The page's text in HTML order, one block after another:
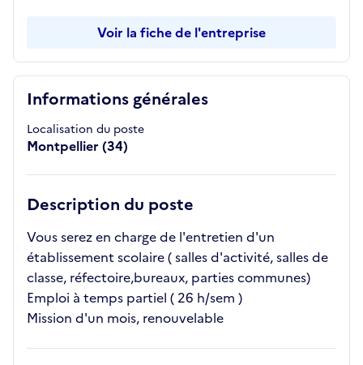
Informations générales
Localisation du poste
Montpellier (34)
Description du poste
Vous serez en charge de l'entretien d'un
établissement scolaire ( salles d'activité, salles de
classe, réfectoire,bureaux, parties communes)
Emploi à temps partiel ( 26 h/sem )
Mission d'un mois, renouvelable
Voir la fiche de l'entreprise